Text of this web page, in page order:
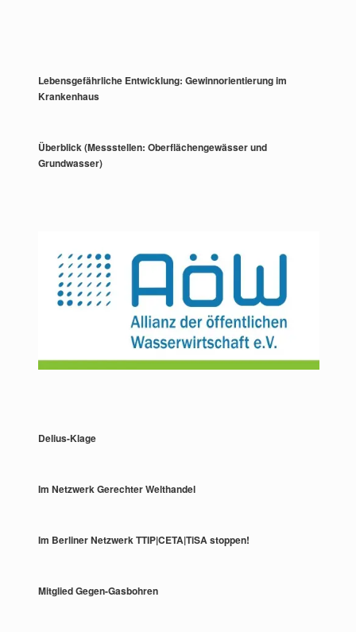
Lebensgefährliche Entwicklung: Gewinnorientierung im
Krankenhaus
Überblick (Messstellen: Oberflächengewässer und
Grundwasser)
Delius-Klage
Im Netzwerk Gerechter Welthandel
Im Berliner Netzwerk TTIP|CETA|TiSA stoppen!
Mitglied Gegen-Gasbohren